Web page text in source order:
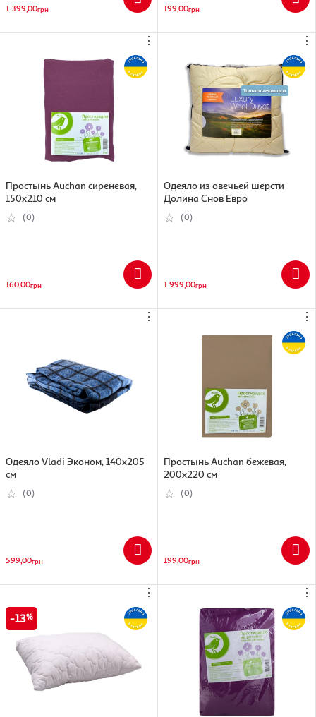
1 399,00грн 199,00грн
⋮
Простынь Auchan сиреневая,
150х210 см
(0)
160,00грн
⋮
Одеяло из овечьей шерсти
Долина Снов Евро
(0)
1 999,00грн
⋮
Одеяло Vladi Эконом, 140х205
см
(0)
599,00грн
⋮
Простынь Auchan бежевая,
200х220 см
(0)
199,00грн
⋮
13
⋮